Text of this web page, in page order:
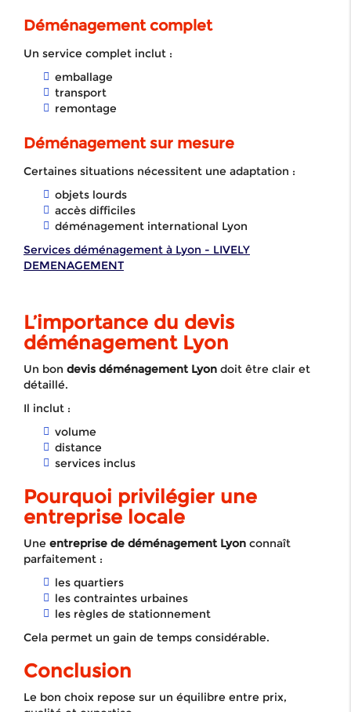
Déménagement complet
Un service complet inclut :
emballage
transport
remontage
Déménagement sur mesure
Certaines situations nécessitent une adaptation :
objets lourds
accès difficiles
déménagement international Lyon
Services déménagement à Lyon - LIVELY
DEMENAGEMENT
L’importance du devis
déménagement Lyon
Un bon devis déménagement Lyon doit être clair et
détaillé.
Il inclut :
volume
distance
services inclus
Pourquoi privilégier une
entreprise locale
Une entreprise de déménagement Lyon connaît
parfaitement :
les quartiers
les contraintes urbaines
les règles de stationnement
Cela permet un gain de temps considérable.
Conclusion
Le bon choix repose sur un équilibre entre prix,